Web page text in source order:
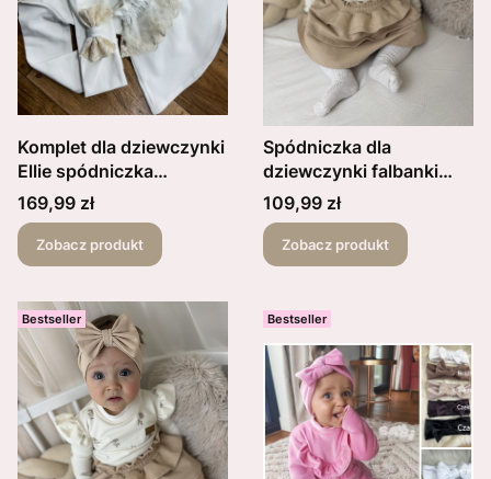
Komplet dla dziewczynki
Ellie spódniczka
kremowa z koronką plus
body lub bluzka falbanka
z koronki oraz opaska z
kokardką
Cena
169,99 zł
Zobacz produkt
Spódniczka dla
dziewczynki falbanki
love beżowa
Cena
109,99 zł
Zobacz produkt
Bestseller Bestseller